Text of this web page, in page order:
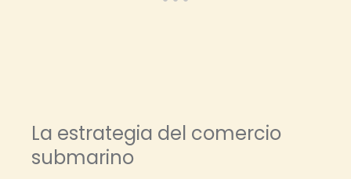
La estrategia del comercio
submarino